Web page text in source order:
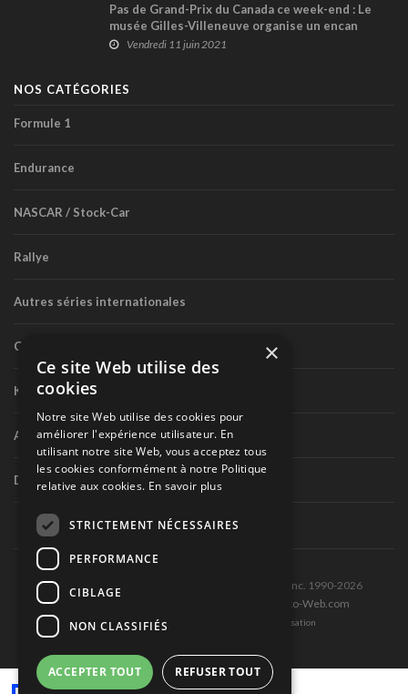
Pas de Grand-Prix du Canada ce week-end : Le
musée Gilles-Villeneuve organise un encan
Vendredi 11 juin 2021
NOS CATÉGORIES
Formule 1
Endurance
NASCAR / Stock-Car
Rallye
Autres séries internationales
Circuit routier canadien
Karting
Autres séries nationales
Divers
Tous droits réservés © Les Éditions Pole-Position inc. 1990-2026
Ce site est produit et hébergé par Montréal-Photo-Web.com
Politique de confidentialité et Conditions d’utilisation
×
Ce site Web utilise des
cookies
Notre site Web utilise des cookies pour
améliorer l'expérience utilisateur. En
utilisant notre site Web, vous acceptez tous
les cookies conformément à notre Politique
relative aux cookies. En savoir plus
STRICTEMENT NÉCESSAIRES
PERFORMANCE
CIBLAGE
NON CLASSIFIÉS
ACCEPTER TOUT REFUSER TOUT